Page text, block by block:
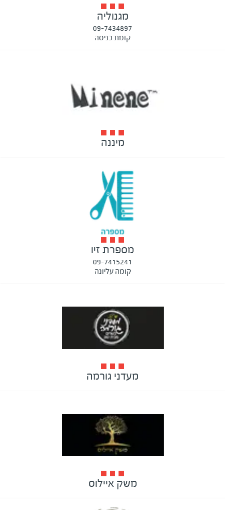
מגנוליה
09-7434897
קומת כניסה
מיננה
מספרת זיו
09-7415241
קומה עליונה
מעדני גורמה
משק איילוס